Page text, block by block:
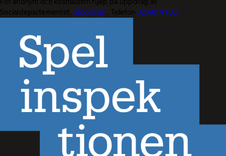
Socialdepartementet. Stödlinjen. Telefon020-81 91 00.